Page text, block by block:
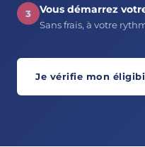
3
Vous démarrez
Sans frais, à votre
Je vérifie mon